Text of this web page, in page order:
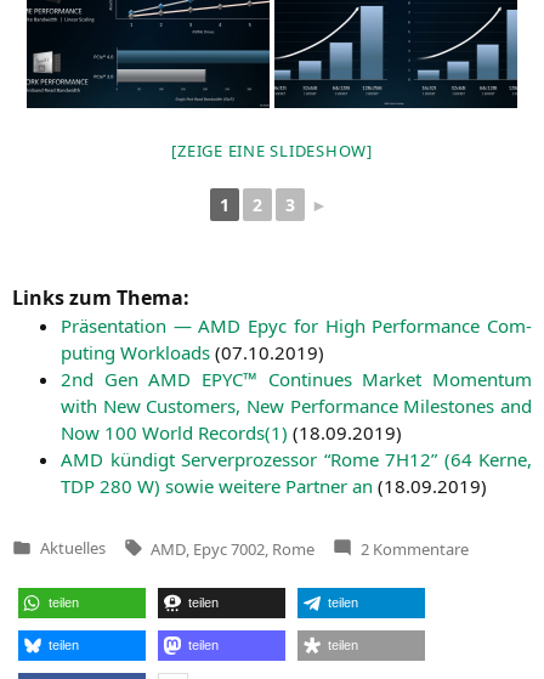
[ZEI­GE EINE SLIDESHOW]
1 2 3 ►
Links zum Thema:
Prä­sen­ta­ti­on —AMD Epyc for High Per­for­mance Com­
pu­ting Workloads (07.10.2019)
2nd GenAMD EPYC™ Con­ti­nues Mar­ket Momen­tum
with New Cus­to­mers, New Per­for­mance Mile­sto­nes and
Now 100 World Records(1) (18.09.2019)
AMD kün­digt Ser­ver­pro­zes­sor “Rome 7H12” (64 Ker­ne,
TDP 280 W) sowie wei­te­re Part­ner an (18.09.2019)
Veröffentlicht
Aktuelles Tags:
AMD Epyc 7002 Rome 2 Kommentarezu
AMD
teilen teilen teilen
teilen teilen teilen